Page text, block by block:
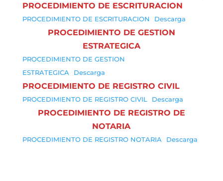
PROCEDIMIENTO DE ESCRITURACION
PROCEDIMIENTO DE ESCRITURACION Descarga
PROCEDIMIENTO DE GESTION
ESTRATEGICA
PROCEDIMIENTO DE GESTION
ESTRATEGICA
Descarga
PROCEDIMIENTO DE REGISTRO CIVIL
PROCEDIMIENTO DE REGISTRO CIVIL Descarga
PROCEDIMIENTO DE REGISTRO DE
NOTARIA
PROCEDIMIENTO DE REGISTRO NOTARIA Descarga